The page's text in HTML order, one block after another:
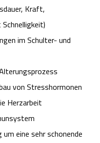
Bispingen
Kraft,
im Schulter- und
von Stresshormonen
Herzarbeit
eine sehr schonende